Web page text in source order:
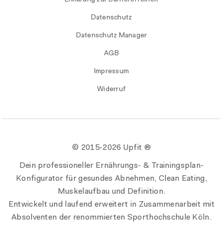
Datenschutz
Datenschutz Manager
AGB
Impressum
Widerruf
© 2015-2026 Upfit ®
Dein professioneller Ernährungs- & Trainingsplan-
Konfigurator für gesundes Abnehmen, Clean Eating,
Muskelaufbau und Definition.
Entwickelt und laufend erweitert in Zusammenarbeit mit
Absolventen der renommierten Sporthochschule Köln.